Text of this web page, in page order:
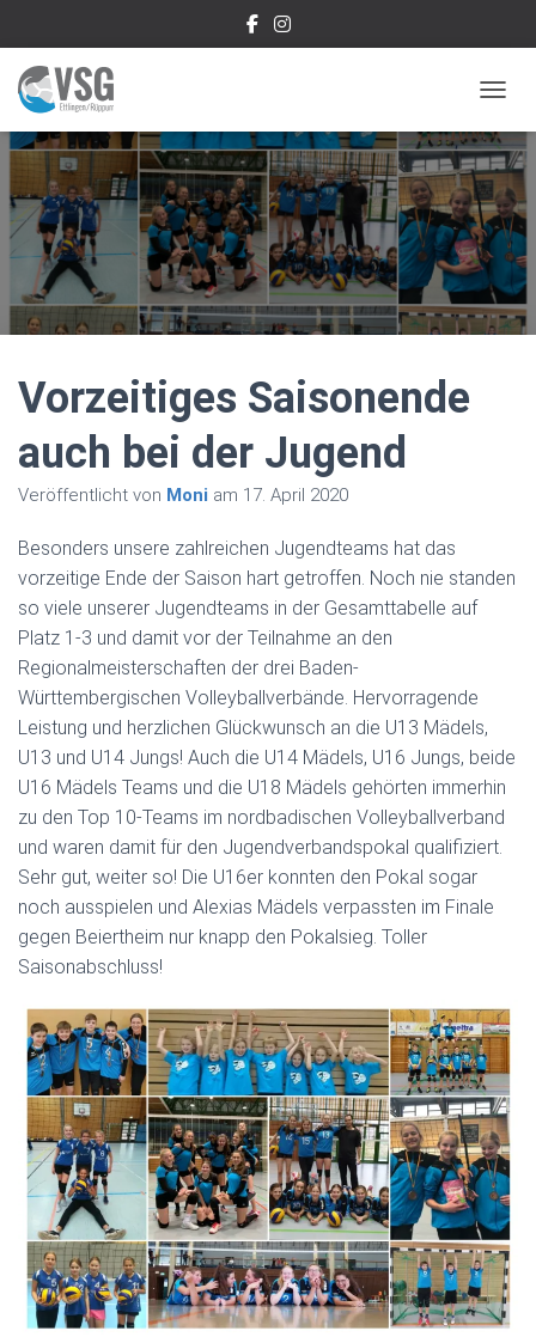
Vorzeitiges Saisonende
auch bei der Jugend
Veröffentlicht von Moni am 17. April 2020
Besonders unsere zahlreichen Jugendteams hat das
vorzeitige Ende der Saison hart getroffen. Noch nie standen
so viele unserer Jugendteams in der Gesamttabelle auf
Platz 1-3 und damit vor der Teilnahme an den
Regionalmeisterschaften der drei Baden-
Württembergischen Volleyballverbände. Hervorragende
Leistung und herzlichen Glückwunsch an die U13 Mädels,
U13 und U14 Jungs! Auch die U14 Mädels, U16 Jungs, beide
U16 Mädels Teams und die U18 Mädels gehörten immerhin
zu den Top 10-Teams im nordbadischen Volleyballverband
und waren damit für den Jugendverbandspokal qualifiziert.
Sehr gut, weiter so! Die U16er konnten den Pokal sogar
noch ausspielen und Alexias Mädels verpassten im Finale
gegen Beiertheim nur knapp den Pokalsieg. Toller
Saisonabschluss!